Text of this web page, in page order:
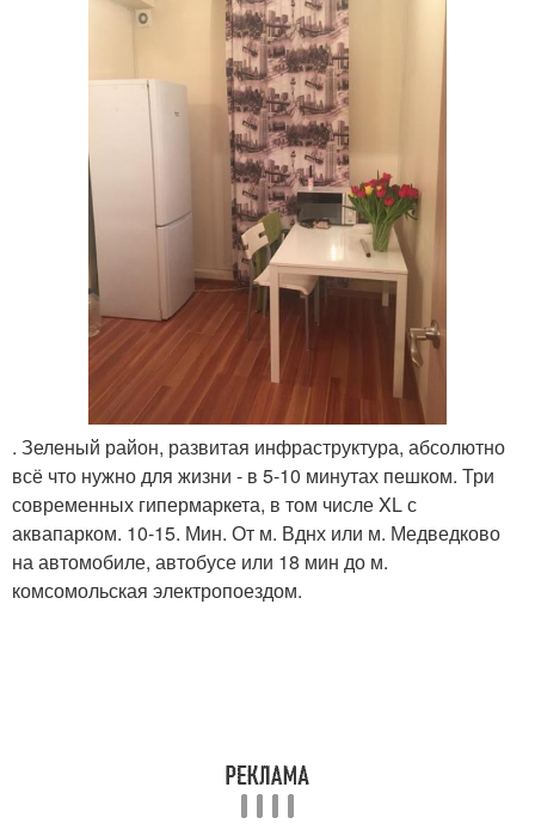
. Зеленый район, развитая инфраструктура, абсолютно
всё что нужно для жизни - в 5-10 минутах пешком. Три
современных гипермаркета, в том числе XL с
аквапарком. 10-15. Мин. От м. Вднх или м. Медведково
на автомобиле, автобусе или 18 мин до м.
комсомольская электропоездом.